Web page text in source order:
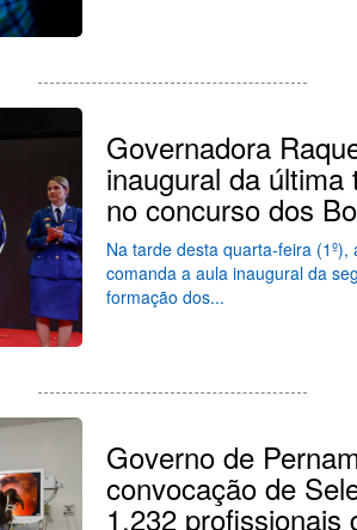
Governadora
inaugural da
no concurso dos
Na tarde desta quarta-feira
comanda a aula inaugural da
formação dos...
Governo de
convocação de
1.232 profissionais